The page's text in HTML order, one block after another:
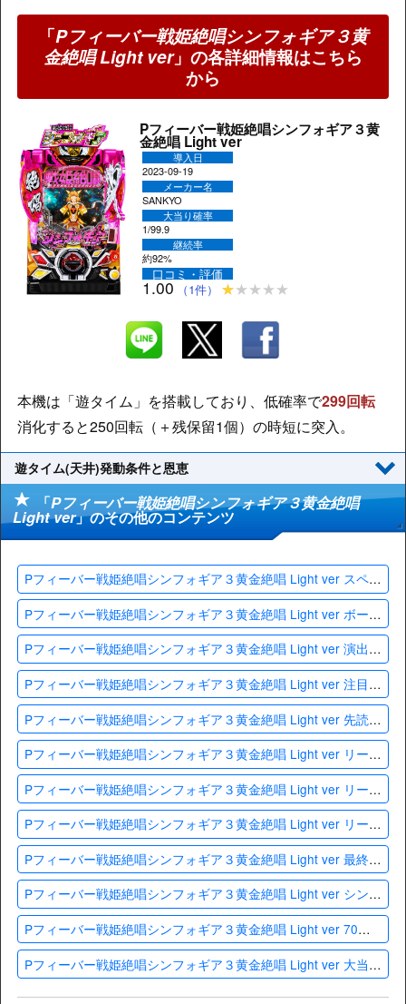
「Pフィーバー戦姫絶唱シンフォギア３黄
金絶唱 Light ver」の各詳細情報はこちら
から
Pフィーバー戦姫絶唱シンフォギア３黄
金絶唱 Light ver
導入日
2023-09-19
メーカー名
SANKYO
大当り確率
1/99.9
継続率
約92%
口コミ・評価
1.00 （1件）
本機は「遊タイム」を搭載しており、低確率で299回転
消化すると250回転（＋残保留1個）の時短に突入。
遊タイム(天井)発動条件と恩恵
「Pフィーバー戦姫絶唱シンフォギア３黄金絶唱
Light ver」のその他のコンテンツ
Pフィーバー戦姫絶唱シンフォギア３黄金絶唱 Light ver スペック・ゲームフロー
Pフィーバー戦姫絶唱シンフォギア３黄金絶唱 Light ver ボーダー・ハマリ確率
Pフィーバー戦姫絶唱シンフォギア３黄金絶唱 Light ver 演出法則&信頼度
Pフィーバー戦姫絶唱シンフォギア３黄金絶唱 Light ver 注目演出
Pフィーバー戦姫絶唱シンフォギア３黄金絶唱 Light ver 先読み予告
Pフィーバー戦姫絶唱シンフォギア３黄金絶唱 Light ver リーチ前予告
Pフィーバー戦姫絶唱シンフォギア３黄金絶唱 Light ver リーチ後予告
Pフィーバー戦姫絶唱シンフォギア３黄金絶唱 Light ver リーチ演出
Pフィーバー戦姫絶唱シンフォギア３黄金絶唱 Light ver 最終決戦(時短)
Pフィーバー戦姫絶唱シンフォギア３黄金絶唱 Light ver シンフォギアチャンス黄金(RUSH)
Pフィーバー戦姫絶唱シンフォギア３黄金絶唱 Light ver 70億の絶唱FEVER(RUSH)
Pフィーバー戦姫絶唱シンフォギア３黄金絶唱 Light ver 大当り中演出(昇格・保留連演出)